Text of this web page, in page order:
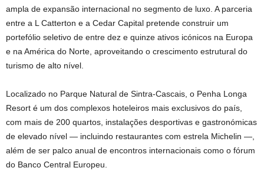
ampla de expansão internacional no segmento de luxo. A parceria
entre a L Catterton e a Cedar Capital pretende construir um
portefólio seletivo de entre dez e quinze ativos icónicos na Europa
e na América do Norte, aproveitando o crescimento estrutural do
turismo de alto nível.
Localizado no Parque Natural de Sintra-Cascais, o Penha Longa
Resort é um dos complexos hoteleiros mais exclusivos do país,
com mais de 200 quartos, instalações desportivas e gastronómicas
de elevado nível — incluindo restaurantes com estrela Michelin —,
além de ser palco anual de encontros internacionais como o fórum
do Banco Central Europeu.